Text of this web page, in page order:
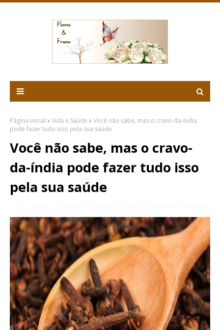
Página inicial Vida e Saúde
Você não sabe, mas o cravo-da-índia
pode fazer tudo isso pela sua saúde
Você não sabe, mas o cravo-
da-índia pode fazer tudo isso
pela sua saúde